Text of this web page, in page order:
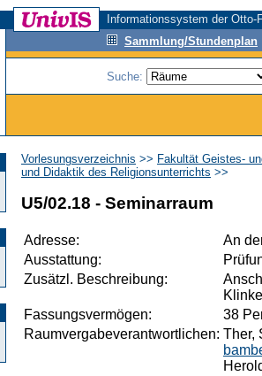
Informationssystem der
Sammlung/Stundenplan
Suche:
Vorlesungsverzeichnis >> Fakultät Geistes-
und Didaktik des Religionsunterrichts >>
U5/02.18 - Seminarraum
Adresse:
An
Ausstattung:
Zusätzl. Beschreibung:
Fassungsvermögen:
38
Raumvergabeverantwortlichen: Ther,